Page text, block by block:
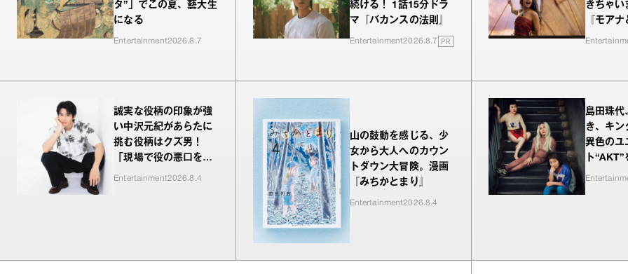
タ”」でこの夏、藝大生
になる
Entertainment2026.8.7
続ける！ 1話15分ドラ
マ『バカンスの法則』
Entertainment2026.8.7 PR
きちゃい
『モア
誠実な役柄の印象が強
い中沢元紀があらたに
挑む役柄はクズ男！
「現場で役の悪口を言
われるのが新鮮でした
Entertainment2026.8.4
山の鼓動を感じる、少
女から大人へのカウン
トダウン大冒険。漫画
『みちかとまり』
Entertainment2026.8.4
島田珠代
き、キン
異色のユ
ト